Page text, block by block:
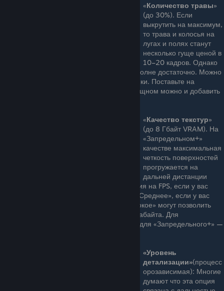
«Количество травы»
(до 30%). Если
выкрутить на максимум,
то трава и колосья на
лугах и полях станут
несколько гуще ценой в
10–20 кадров. Однако
даже на минимуме растительности вполне достаточно. Можно
смело экономить за счет этой настройки. Поставьте на
минимум на слабом железе, но на мощном можно и добавить
«Качество текстур»
(до 8 Гбайт VRAM). На
«Запредельном+»
качестве максимальная
четкость поверхностей
прогружается на
дальней дистанции
раньше. При этом нет никакого влияния на FPS, если у вас
достаточно видеопамяти. Поставьте «Среднее», если у вас
менее 3 гигабайт видеопамяти. «Высокое» могут позволить
себе владельцы видеокарт на 3–4 гигабайта. Для
«Запредельного» нужно 6 гигабайт, а для «Запредельного+» —
«Уровень
детализации»(процесс
орозависимая): Многие
думают что эта опция